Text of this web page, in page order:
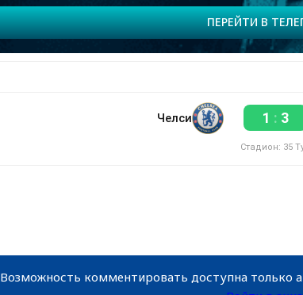
ПЕРЕЙТИ В
Челси 1 : 3
Стадион: 35
Возможность комментировать доступна только